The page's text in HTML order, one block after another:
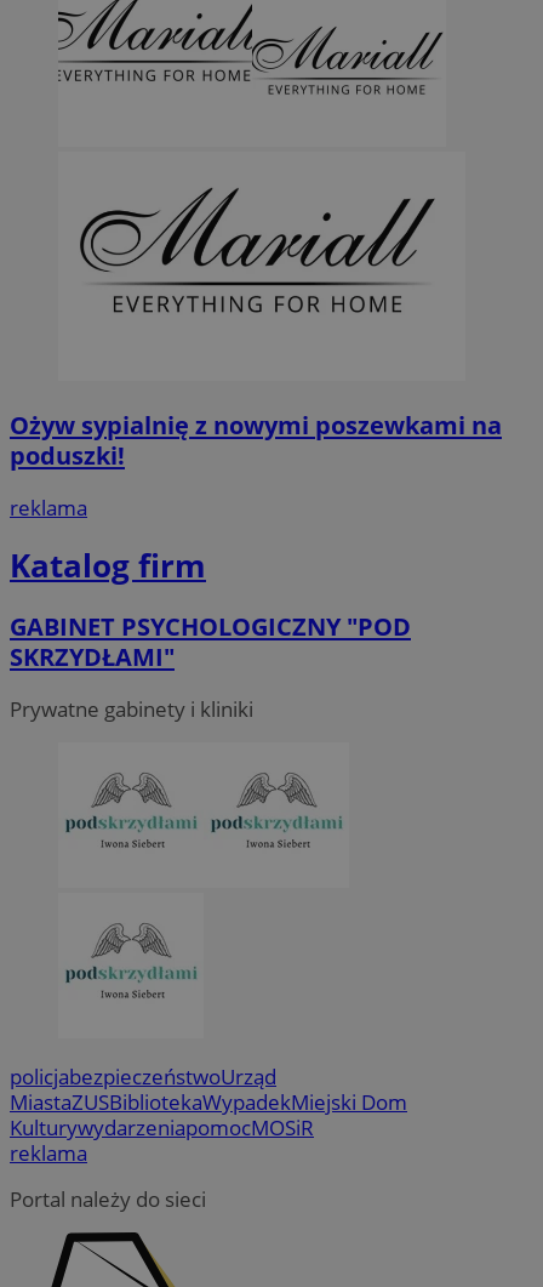
Ożyw sypialnię z nowymi poszewkami na
poduszki!
reklama
Katalog firm
GABINET PSYCHOLOGICZNY "POD
SKRZYDŁAMI"
Prywatne gabinety i kliniki
policjabezpieczeństwoUrząd
MiastaZUSBibliotekaWypadekMiejski Dom
KulturywydarzeniapomocMOSiR
reklama
Portal należy do sieci